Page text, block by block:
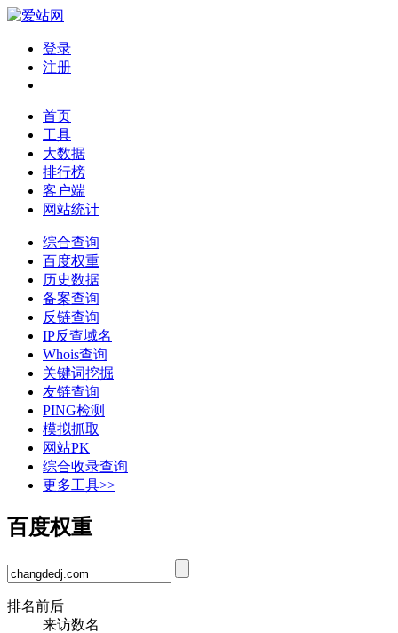
登录
注册
首页
工具
大数据
排行榜
客户端
网站统计
综合查询
百度权重
历史数据
备案查询
反链查询
IP反查域名
Whois查询
关键词挖掘
友链查询
PING检测
模拟抓取
网站PK
综合收录查询
更多工具>>
百度权重
排名前后
来访数名